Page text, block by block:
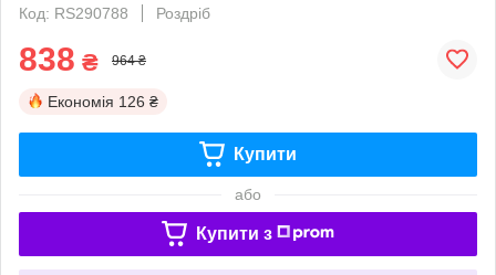
Код: RS290788
Роздріб
838 ₴ 964 ₴
Економія 126 ₴
Купити
або
Купити з